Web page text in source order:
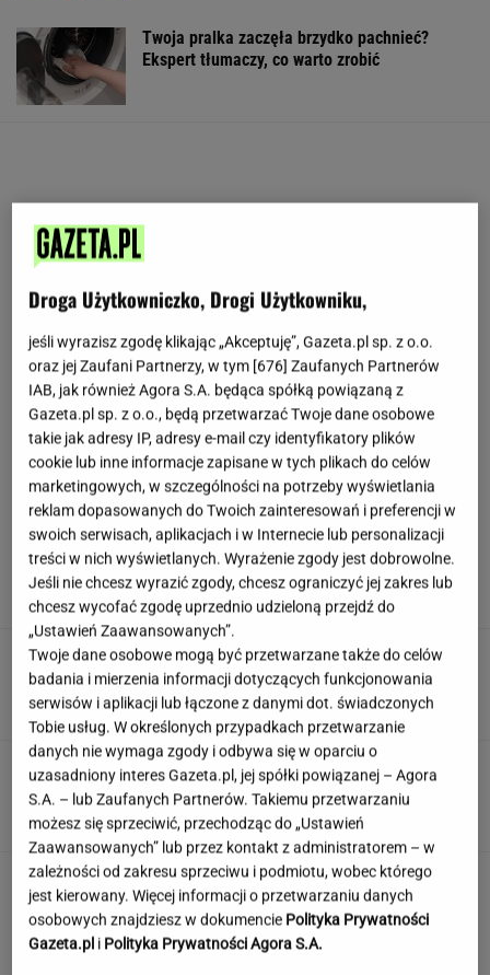
Twoja pralka zaczęła brzydko pachnieć?
Ekspert tłumaczy, co warto zrobić
Nadciąga OKI. Będzie weto Nawrockiego?
Domański reaguje
Po tym programie zajrzałam do
piwnicy. Znalazłam skarby warte krocie
ANNA GOWOREK
Quiz wiedzy ogólnej prawda/fałsz. Odróżnisz
fakty od mitów?
To jeden z najczęstszych błędów przed
zagranicznym wyjazdem. O tym wiele osób
zapomina
MATERIAŁ PROMOCYJNY
Droga Użytkowniczko, Drogi Użytkowniku,
jeśli wyrazisz zgodę klikając „Akceptuję”, Gazeta.pl sp. z o.o.
oraz jej Zaufani Partnerzy, w tym [676] Zaufanych Partnerów
IAB, jak również Agora S.A. będąca spółką powiązaną z
Gazeta.pl sp. z o.o., będą przetwarzać Twoje dane osobowe
takie jak adresy IP, adresy e-mail czy identyfikatory plików
cookie lub inne informacje zapisane w tych plikach do celów
marketingowych, w szczególności na potrzeby wyświetlania
reklam dopasowanych do Twoich zainteresowań i preferencji w
swoich serwisach, aplikacjach i w Internecie lub personalizacji
treści w nich wyświetlanych. Wyrażenie zgody jest dobrowolne.
Jeśli nie chcesz wyrazić zgody, chcesz ograniczyć jej zakres lub
chcesz wycofać zgodę uprzednio udzieloną przejdź do
„Ustawień Zaawansowanych”.
Twoje dane osobowe mogą być przetwarzane także do celów
badania i mierzenia informacji dotyczących funkcjonowania
serwisów i aplikacji lub łączone z danymi dot. świadczonych
Tobie usług. W określonych przypadkach przetwarzanie
danych nie wymaga zgody i odbywa się w oparciu o
uzasadniony interes Gazeta.pl, jej spółki powiązanej – Agora
S.A. – lub Zaufanych Partnerów. Takiemu przetwarzaniu
możesz się sprzeciwić, przechodząc do „Ustawień
Zaawansowanych” lub przez kontakt z administratorem – w
zależności od zakresu sprzeciwu i podmiotu, wobec którego
jest kierowany. Więcej informacji o przetwarzaniu danych
osobowych znajdziesz w dokumencie Polityka Prywatności
Gazeta.pl i Polityka Prywatności Agora S.A.